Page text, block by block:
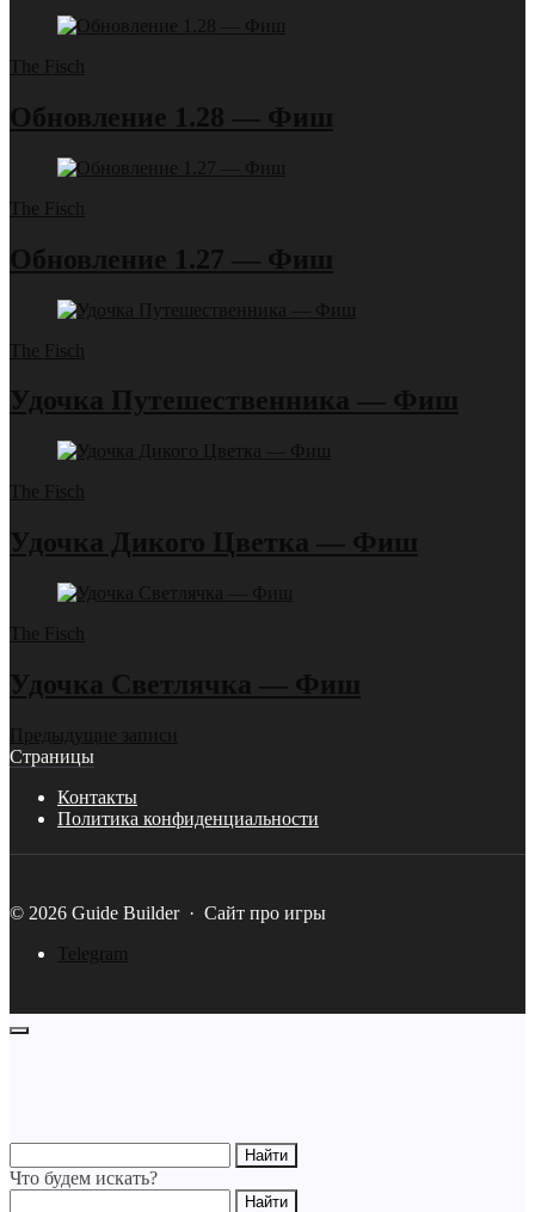
The Fisch
Обновление 1.28 — Фиш
The Fisch
Обновление 1.27 — Фиш
The Fisch
Удочка Путешественника — Фиш
The Fisch
Удочка Дикого Цветка — Фиш
The Fisch
Удочка Светлячка — Фиш
Предыдущие записи
Страницы
Контакты
Политика конфиденциальности
© 2026 Guide Builder· Сайт про игры
Telegram
Что будем искать?